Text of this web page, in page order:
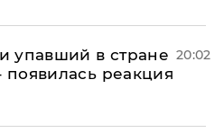
упавший в стране
реакция
20:02